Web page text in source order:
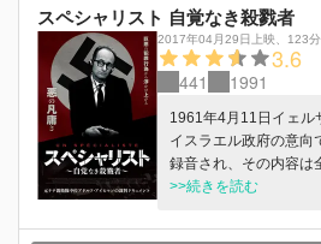
スペシャリスト 自覚なき殺戮者
2017年04月29日上映 123分
3.6
441 1991
1961年4月11日イェル
イスラエル政府の意向
録音され、その内容は
と言われている。イェ
てアクセスを試みたの
>>続きを読む